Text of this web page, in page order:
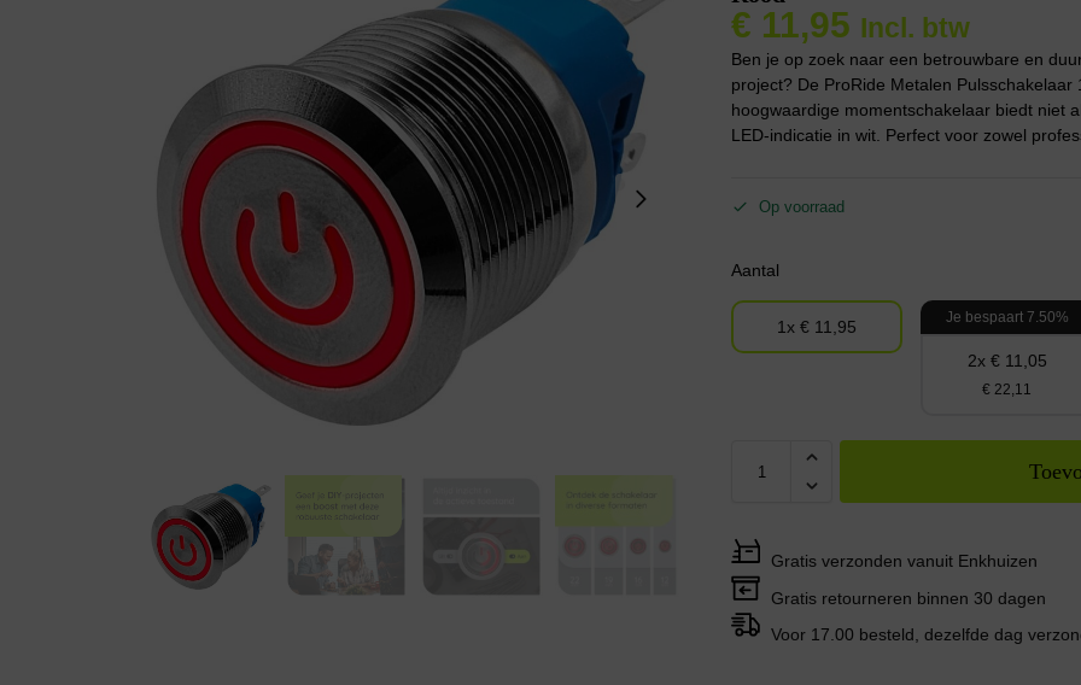
€ 11,95 Incl. btw
Ben je op zoek naar een betrouwbare en
project? De ProRide Metalen
hoogwaardige momentschakelaar biedt niet
LED-indicatie in wit. Perfect voor zowel
Op voorraad
Aantal
1x € 11,95 Je bespaart 7.50%
2x € 11,05
€ 22,11
Gratis verzonden vanuit Enkhuizen
Gratis retourneren binnen 30 dagen
Voor 17.00 besteld, dezelfde dag